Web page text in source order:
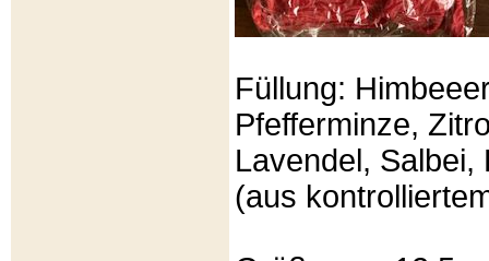
Füllung:
Pfefferminze,
Lavendel, Salbei,
(aus